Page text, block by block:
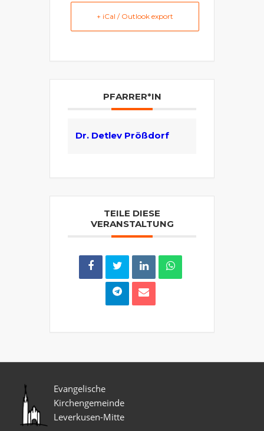
+ iCal / Outlook export
PFARRER*IN
Dr. Detlev Prößdorf
TEILE DIESE
VERANSTALTUNG
Evangelische
Kirchengemeinde
Leverkusen-Mitte